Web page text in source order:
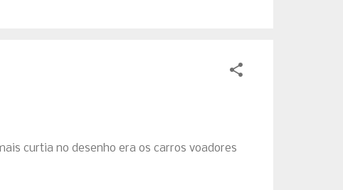
curtia no desenho era os carros voadores